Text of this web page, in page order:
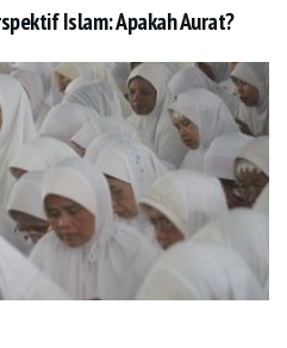
Islam: Apakah Aurat?